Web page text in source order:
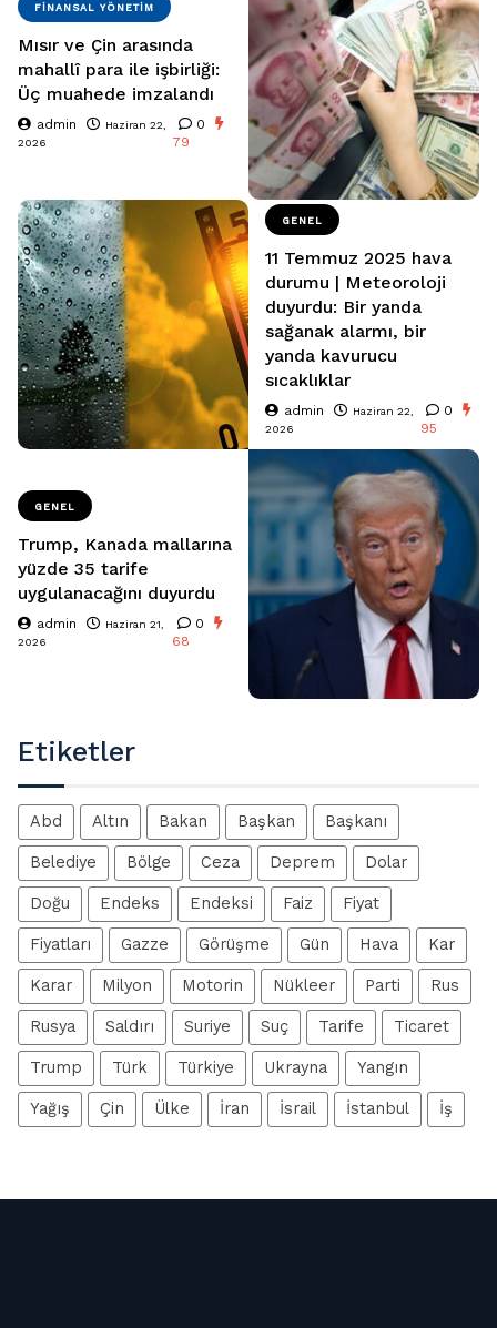
FINANSAL YÖNETIM
Mısır ve Çin arasında
mahallî para ile işbirliği:
Üç muahede imzalandı
admin
Haziran 22,
2026
0
79
GENEL
11 Temmuz 2025 hava
durumu | Meteoroloji
duyurdu: Bir yanda
sağanak alarmı, bir
yanda kavurucu
sıcaklıklar
admin
Haziran 22,
2026
0
95
GENEL
Trump, Kanada mallarına
yüzde 35 tarife
uygulanacağını duyurdu
admin
Haziran 21,
2026
0
68
Etiketler
Abd Altın Bakan Başkan Başkanı
Belediye Bölge Ceza Deprem Dolar
Doğu Endeks Endeksi Faiz Fiyat
Fiyatları Gazze Görüşme Gün Hava Kar
Karar Milyon Motorin Nükleer Parti Rus
Rusya Saldırı Suriye Suç Tarife Ticaret
Trump Türk Türkiye Ukrayna Yangın
Yağış Çin Ülke İran İsrail İstanbul İş